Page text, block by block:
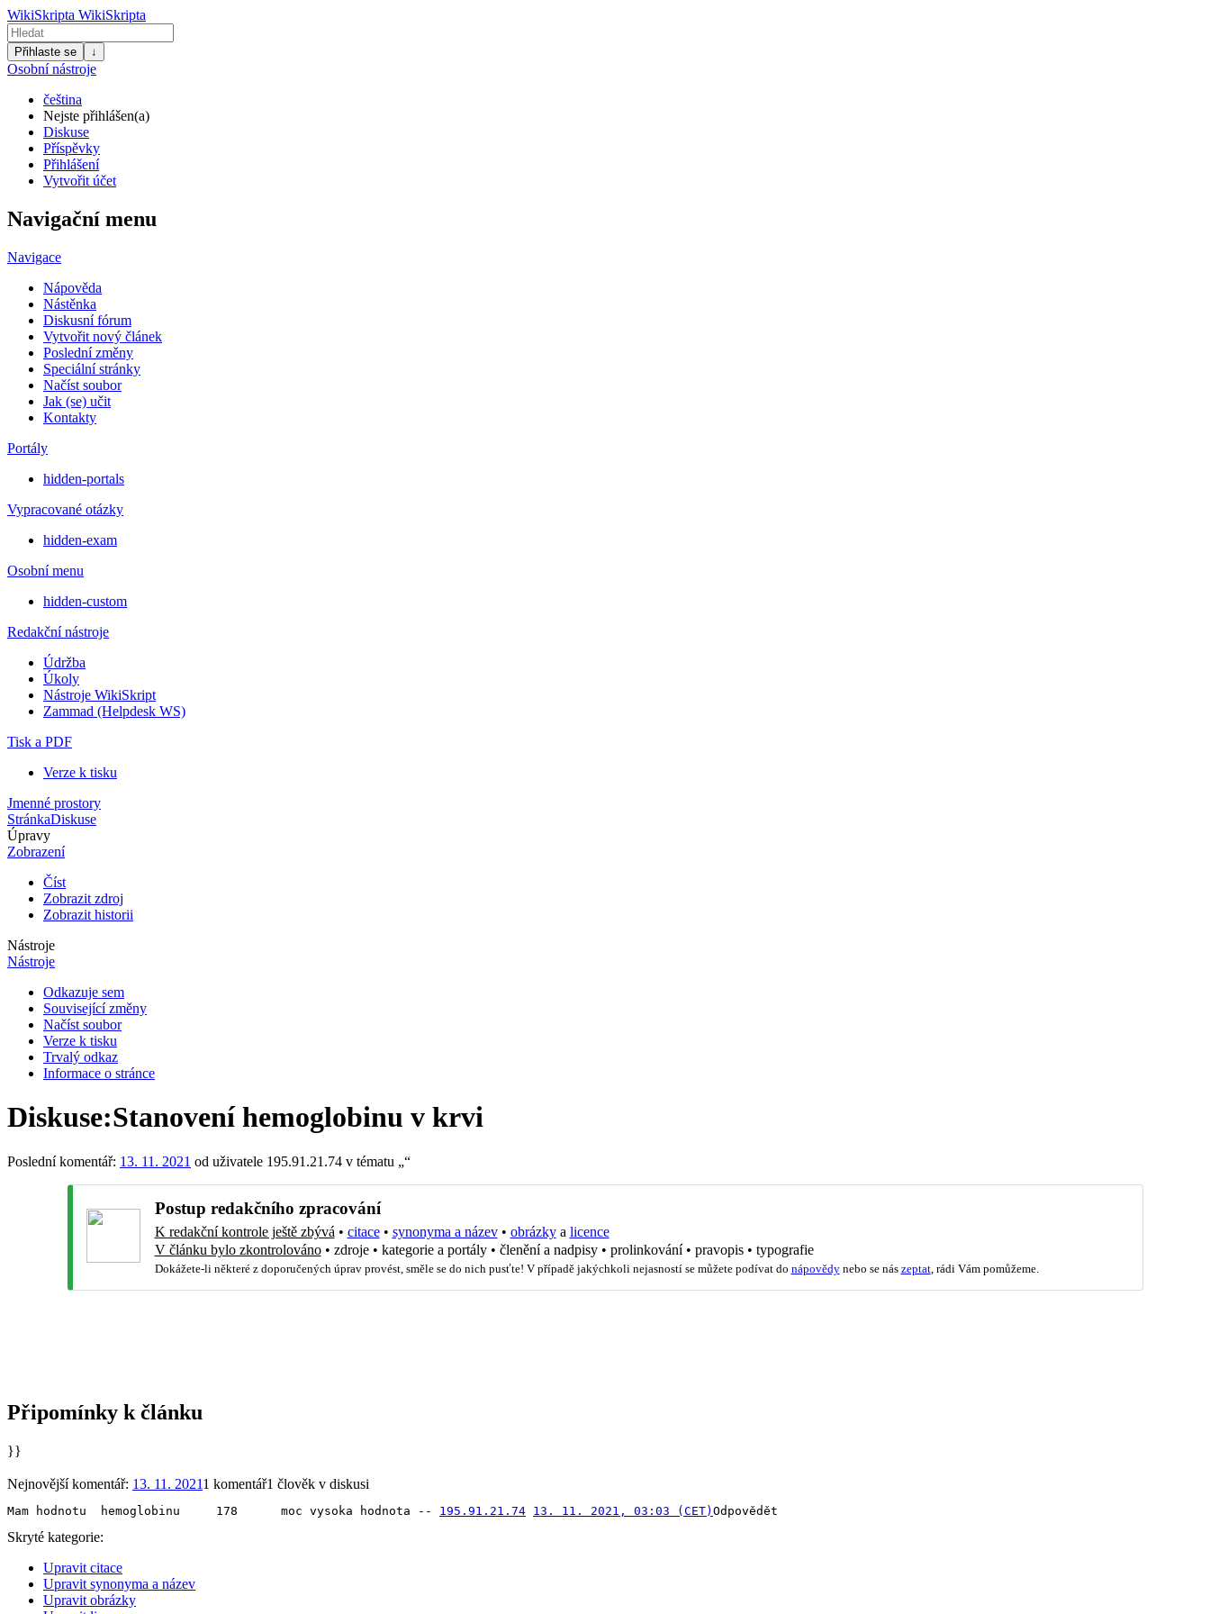
WikiSkripta WikiSkripta
Přihlaste se ↓
Osobní nástroje
čeština
Nejste přihlášen(a)
Diskuse
Příspěvky
Přihlášení
Vytvořit účet
Navigační menu
Navigace
Nápověda
Nástěnka
Diskusní fórum
Vytvořit nový článek
Poslední změny
Speciální stránky
Načíst soubor
Jak (se) učit
Kontakty
Portály
hidden-portals
Vypracované otázky
hidden-exam
Osobní menu
hidden-custom
Redakční nástroje
Údržba
Úkoly
Nástroje WikiSkript
Zammad (Helpdesk WS)
Tisk a PDF
Verze k tisku
Jmenné prostory
StránkaDiskuse
Úpravy
Zobrazení
Číst
Zobrazit zdroj
Zobrazit historii
Nástroje
Nástroje
Odkazuje sem
Související změny
Načíst soubor
Verze k tisku
Trvalý odkaz
Informace o stránce
Diskuse:Stanovení hemoglobinu v krvi
Poslední komentář: 13. 11. 2021 od uživatele 195.91.21.74 v tématu „“
Postup redakčního zpracování
K redakční kontrole ještě zbývá • citace• synonyma a název• obrázkya licence
V článku bylo zkontrolováno• zdroje• kategorie a portály• členění a nadpisy• prolinkování• pravopis• typografie
Dokážete-li některé z doporučených úprav provést, směle se do nich pusťte! V případě jakýchkoli nejasností se můžete podívat do nápovědynebo se nás zeptat, rádi Vám pomůžeme.
Připomínky k článku
}}
Nejnovější komentář: 13. 11. 20211 komentář1 člověk v diskusi
Mam hodnotu  hemoglobinu     178      moc vysoka hodnota -- 195.91.21.74 13. 11. 2021, 03:03 (CET) Odpovědět
Skryté kategorie:
Upravit citace
Upravit synonyma a název
Upravit obrázky